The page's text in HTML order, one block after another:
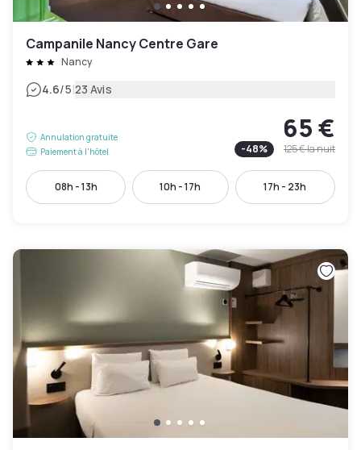
Campanile Nancy Centre Gare
Nancy
4.6/5|23 Avis
Annulation gratuite
Paiement à l'hôtel
65 €
-48% 125 €la nuit
08h - 13h 10h - 17h 17h - 23h